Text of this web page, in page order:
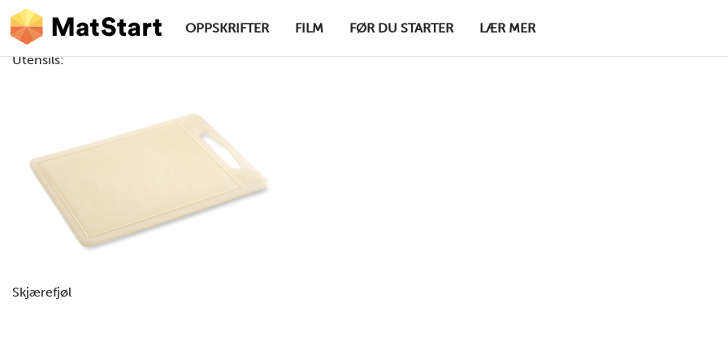
Hopp til hovedinnhold
hovednavigasjonsskrivebordsversjon
OPPSKRIFTER FILM FØR DU STARTER LÆR MER
Utensils:
Skjærefjøl